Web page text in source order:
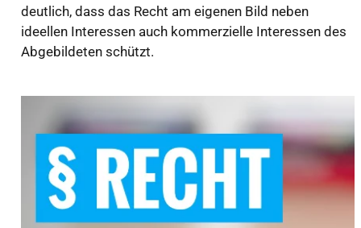
deutlich, dass das Recht am eigenen Bild neben
ideellen Interessen auch kommerzielle Interessen des
Abgebildeten schützt.